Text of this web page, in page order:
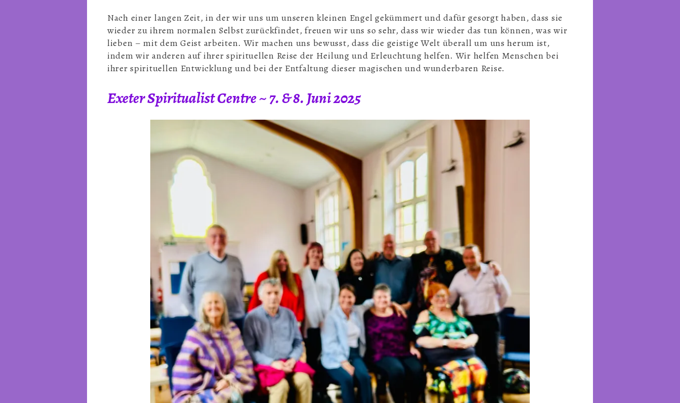
Nach einer langen Zeit, in der wir uns um unseren kleinen Engel gekümmert und dafür gesorgt haben, dass sie
wieder zu ihrem normalen Selbst zurückfindet, freuen wir uns so sehr, dass wir wieder das tun können, was wir
lieben – mit dem Geist arbeiten. Wir machen uns bewusst, dass die geistige Welt überall um uns herum ist,
indem wir anderen auf ihrer spirituellen Reise der Heilung und Erleuchtung helfen. Wir helfen Menschen bei
ihrer spirituellen Entwicklung und bei der Entfaltung dieser magischen und wunderbaren Reise.
Exeter Spiritualist Centre ~ 7. & 8. Juni 2025